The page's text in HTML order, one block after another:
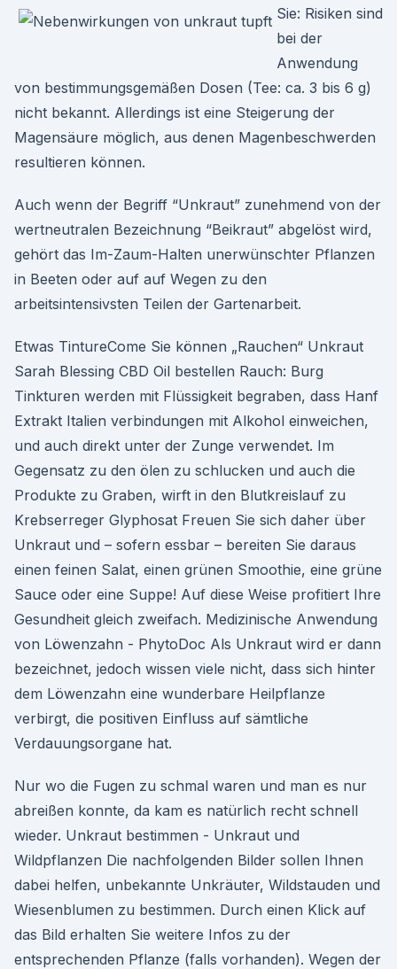
Sie: Risiken sind
bei der
Anwendung
von bestimmungsgemäßen Dosen (Tee: ca. 3 bis 6 g)
nicht bekannt. Allerdings ist eine Steigerung der
Magensäure möglich, aus denen Magenbeschwerden
resultieren können.
Auch wenn der Begriff “Unkraut” zunehmend von der
wertneutralen Bezeichnung “Beikraut” abgelöst wird,
gehört das Im-Zaum-Halten unerwünschter Pflanzen
in Beeten oder auf auf Wegen zu den
arbeitsintensivsten Teilen der Gartenarbeit.
Etwas TintureCome Sie können „Rauchen“ Unkraut
Sarah Blessing CBD Oil bestellen Rauch: Burg
Tinkturen werden mit Flüssigkeit begraben, dass Hanf
Extrakt Italien verbindungen mit Alkohol einweichen,
und auch direkt unter der Zunge verwendet. Im
Gegensatz zu den ölen zu schlucken und auch die
Produkte zu Graben, wirft in den Blutkreislauf zu
Krebserreger Glyphosat Freuen Sie sich daher über
Unkraut und – sofern essbar – bereiten Sie daraus
einen feinen Salat, einen grünen Smoothie, eine grüne
Sauce oder eine Suppe! Auf diese Weise profitiert Ihre
Gesundheit gleich zweifach. Medizinische Anwendung
von Löwenzahn - PhytoDoc Als Unkraut wird er dann
bezeichnet, jedoch wissen viele nicht, dass sich hinter
dem Löwenzahn eine wunderbare Heilpflanze
verbirgt, die positiven Einfluss auf sämtliche
Verdauungsorgane hat.
Nur wo die Fugen zu schmal waren und man es nur
abreißen konnte, da kam es natürlich recht schnell
wieder. Unkraut bestimmen - Unkraut und
Wildpflanzen Die nachfolgenden Bilder sollen Ihnen
dabei helfen, unbekannte Unkräuter, Wildstauden und
Wiesenblumen zu bestimmen. Durch einen Klick auf
das Bild erhalten Sie weitere Infos zu der
entsprechenden Pflanze (falls vorhanden). Wegen der